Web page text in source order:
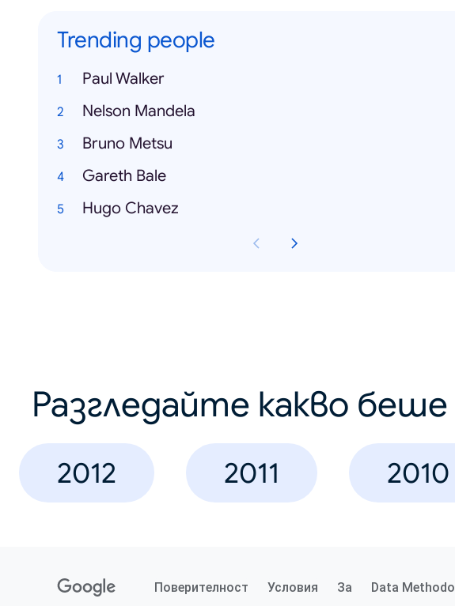
Trending people
Paul Walker
Nelson Mandela
Bruno Metsu
Gareth Bale
Hugo Chavez
Разгледайте какво
2012 2011 2010
Поверителност Условия За Data